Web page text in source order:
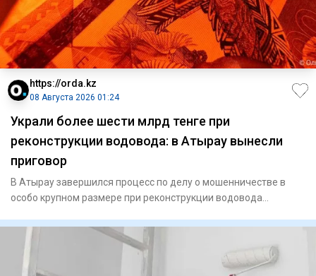
https://orda.kz
08 Августа 2026 01:24
Украли более шести млрд тенге при
реконструкции водовода: в Атырау вынесли
приговор
В Атырау завершился процесс по делу о мошенничестве в
особо крупном размере при реконструкции водовода